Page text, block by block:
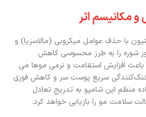
مکانیسم اثر
با حذف عوامل میکروبی (مالاسزیا) و
شوره را به طرز محسوسی کاهش
باعث افزایش استقامت و نرمی موها می
سریع پوست سر و کاهش فوری
منظم این شامپو به تدریج تعادل
سلامت مو را بازیابی خواهد کرد.